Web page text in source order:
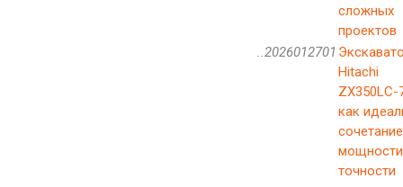
сложных
проектов
..2026012701
Hitachi
ZX350LC-
как
сочетание
точности